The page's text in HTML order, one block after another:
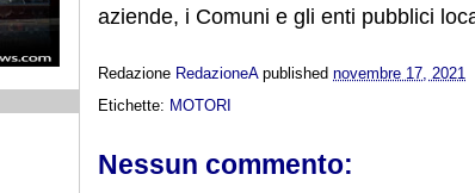
aziende, i Comuni e gli enti pubblici
Redazione RedazioneA published novembre 17, 2021
Etichette: MOTORI
Nessun commento: